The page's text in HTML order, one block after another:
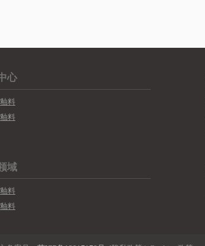
心
料
料
域
料
料